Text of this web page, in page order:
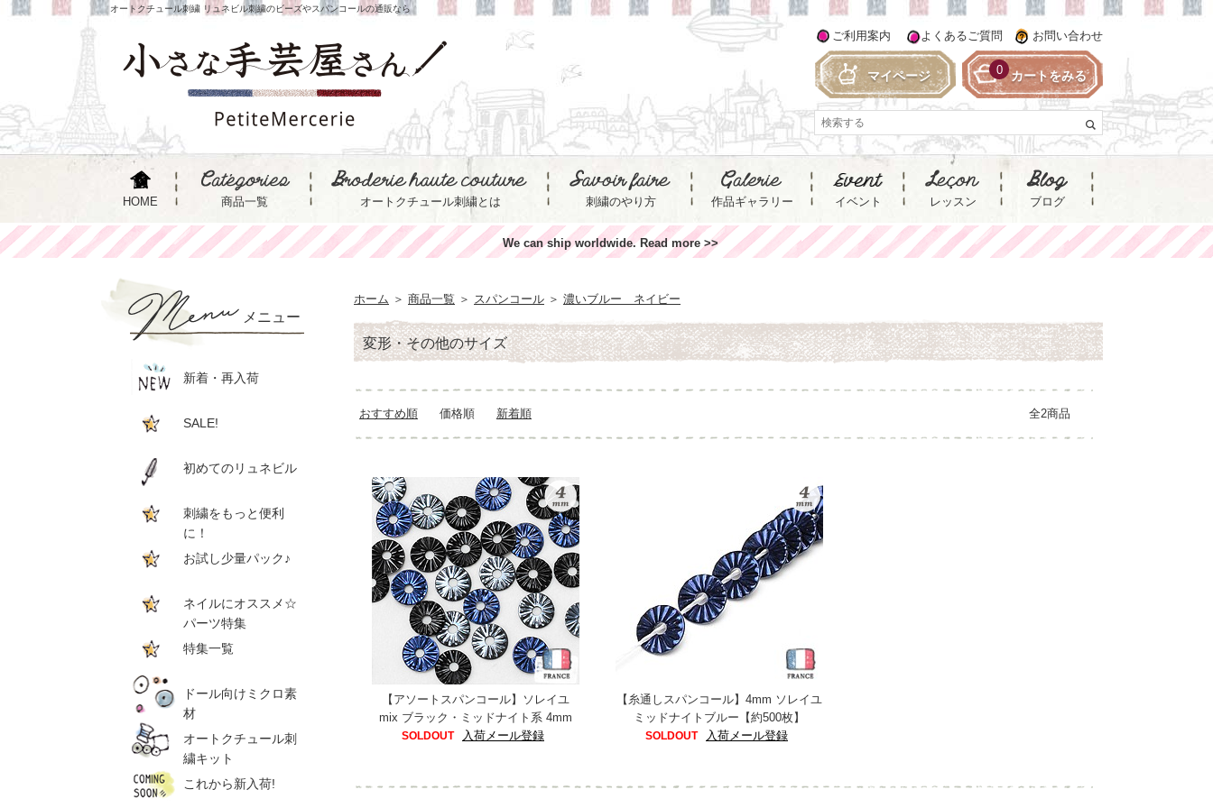
オートクチュール刺繍 リュネビル刺繍のビーズやスパンコールの通販なら
HOME 商品一覧 オートクチュール刺繍とは 刺繍のやり方 作品ギャラリー イベント レッスン ブログ
ご利用案内 よくあるご質問 お問い合わせ
マイページ カートをみる
0
We can ship worldwide. Read more >>
ホーム ＞ 商品一覧 ＞ スパンコール ＞ 濃いブルー ネイビー
変形・その他のサイズ
全2商品
おすすめ順 価格順 新着順
【アソートスパンコール】ソレイユ
mix ブラック・ミッドナイト系 4mm
SOLDOUT 入荷メール登録
【糸通しスパンコール】4mm ソレイユ
ミッドナイトブルー【約500枚】
SOLDOUT 入荷メール登録
メニュー
新着・再入荷
SALE!
初めてのリュネビル
刺繍をもっと便利
に！
お試し少量パック♪
ネイルにオススメ☆
パーツ特集
特集一覧
ドール向けミクロ素
材
オートクチュール刺
繍キット
これから新入荷!